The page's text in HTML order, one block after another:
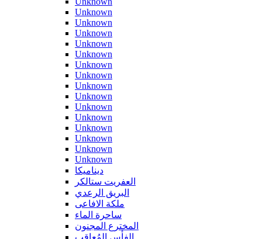
Unknown
Unknown
Unknown
Unknown
Unknown
Unknown
Unknown
Unknown
Unknown
Unknown
Unknown
Unknown
Unknown
Unknown
Unknown
ديناميكا
العفريت ستالكر
البريق الرعدي
ملكة الافاعى
ساحرة الماء
المخترع المجنون